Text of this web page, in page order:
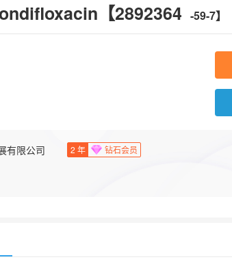
【2892364 -59-7】
有限公司 2 年 钻石会员